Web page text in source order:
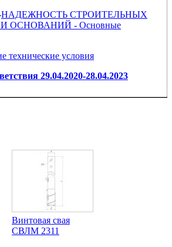
НАДЕЖНОСТЬ СТРОИТЕЛЬНЫХ
ОСНОВАНИЙ - Основные
технические условия
29.04.2020-28.04.2023
Винтовая свая
СВЛМ 2311